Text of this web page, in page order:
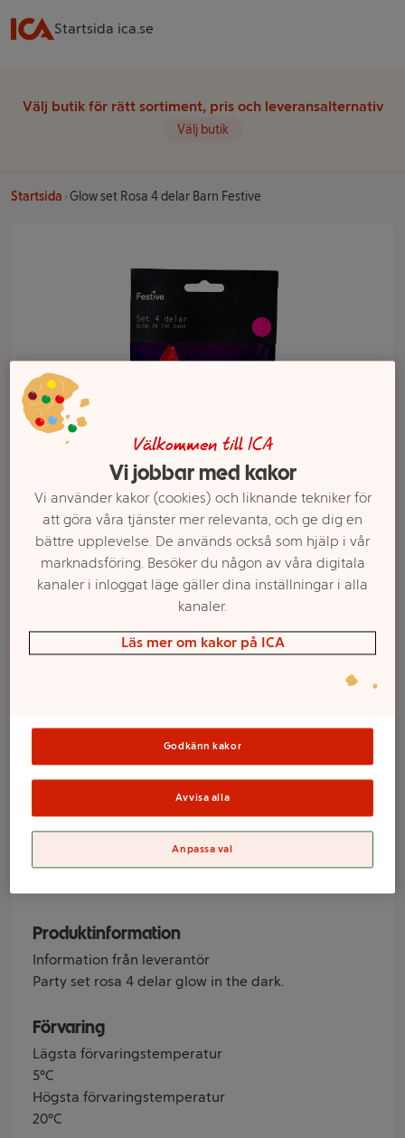
Startsida ica.se
Välj butik för rätt sortiment, pris och leveransalternativ
Välj butik
Startsida Glow set Rosa 4 delar Barn Festive
Glow set Rosa 4
delar Barn Festive
Produktinformation
Information från leverantör
Party set rosa 4 delar glow in the dark.
Förvaring
Lägsta förvaringstemperatur
5°C
Högsta förvaringstemperatur
20°C
Välkommen till ICA
Vi jobbar med kakor
Vi använder kakor (cookies) och liknande tekniker för
att göra våra tjänster mer relevanta, och ge dig en
bättre upplevelse. De används också som hjälp i vår
marknadsföring. Besöker du någon av våra digitala
kanaler i inloggat läge gäller dina inställningar i alla
kanaler.
Läs mer om kakor på ICA
Godkänn kakor
Avvisa alla
Anpassa val